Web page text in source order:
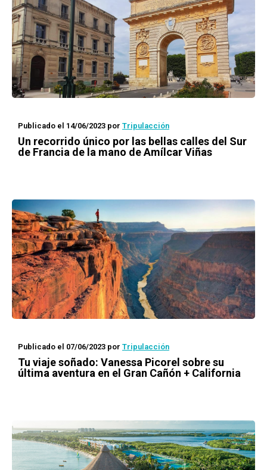
Publicado el 14/06/2023 por Tripulacción
Un recorrido único por las bellas calles del Sur
de Francia de la mano de Amílcar Viñas
Publicado el 07/06/2023 por Tripulacción
Tu viaje soñado: Vanessa Picorel sobre su
última aventura en el Gran Cañón + California